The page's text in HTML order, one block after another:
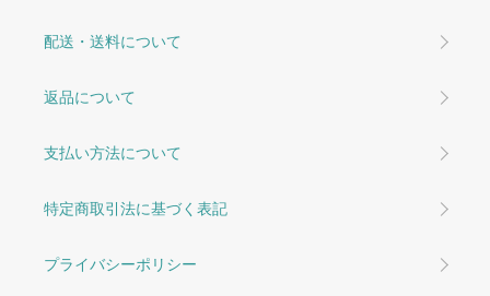
配送・送料について
返品について
支払い方法について
特定商取引法に基づく表記
プライバシーポリシー